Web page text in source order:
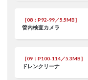
［08：P92-99／5.5MB］
管内検査カメラ
［09：P100-114／5.3MB］
ドレンクリーナ